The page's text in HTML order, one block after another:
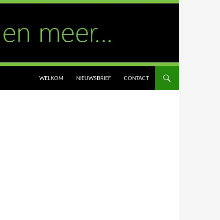
WELKOM NIEUWSBRIEF CONTACT